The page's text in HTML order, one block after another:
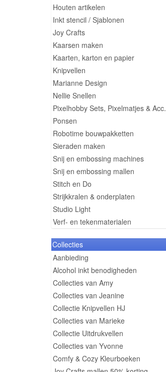
Houten artikelen
Inkt stencil / Sjablonen
Joy Crafts
Kaarsen maken
Kaarten, karton en papier
Knipvellen
Marianne Design
Nellie Snellen
Pixelhobby Sets, Pixelmatjes & Acc.
Ponsen
Robotime bouwpakketten
Sieraden maken
Snij en embossing machines
Snij en embossing mallen
Stitch en Do
Strijkkralen & onderplaten
Studio Light
Verf- en tekenmaterialen
Collecties
Aanbieding
Alcohol inkt benodigheden
Collecties van Amy
Collecties van Jeanine
Collectie Knipvellen HJ
Collecties van Marieke
Collectie Uitdrukvellen
Collecties van Yvonne
Comfy & Cozy Kleurboeken